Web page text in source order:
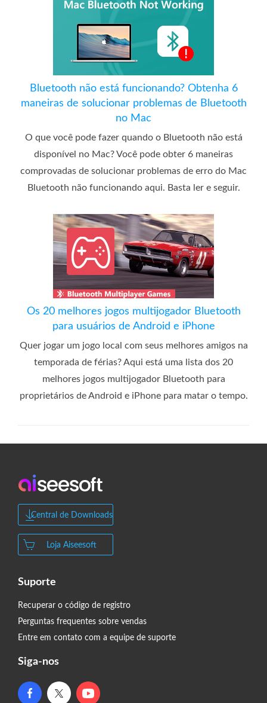
Bluetooth não está funcionando? Obtenha 6
maneiras de solucionar problemas de Bluetooth
no Mac
O que você pode fazer quando o Bluetooth não está
disponível no Mac? Você pode obter 6 maneiras
comprovadas de solucionar problemas de erro do Mac
Bluetooth não funcionando aqui. Basta ler e seguir.
Os 20 melhores jogos multijogador Bluetooth
para usuários de Android e iPhone
Quer jogar um jogo local com seus melhores amigos na
temporada de férias? Aqui está uma lista dos 20
melhores jogos multijogador Bluetooth para
proprietários de Android e iPhone para matar o tempo.
Central de Downloads
Loja Aiseesoft
Suporte
Recuperar o código de registro
Perguntas frequentes sobre vendas
Entre em contato com a equipe de suporte
Siga-nos